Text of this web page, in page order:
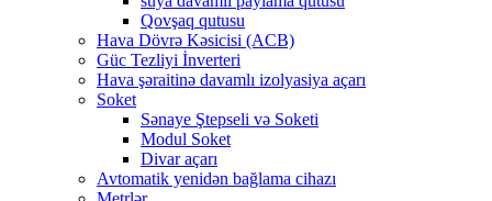
Qovşaq qutusu
Hava Dövrə Kəsicisi (ACB)
Güc Tezliyi İnverteri
Hava şəraitinə davamlı izolyasiya açarı
Soket
Sənaye Ştepseli və Soketi
Modul Soket
Divar açarı
Avtomatik yenidən bağlama cihazı